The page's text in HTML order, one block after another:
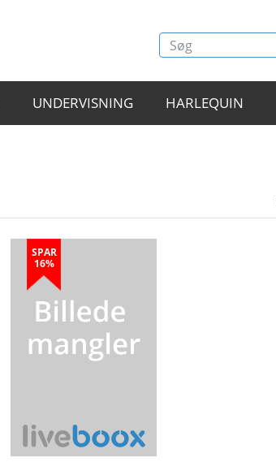
UNDERVISNING HARLEQUIN
SPAR
16%